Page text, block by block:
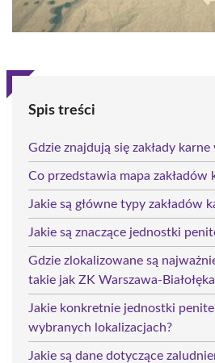
Spis treści
Gdzie znajdują się zakłady karne
Co przedstawia mapa zakładów
Jakie są główne typy zakładów
Jakie są znaczące jednostki
Gdzie zlokalizowane są
takie jak ZK Warszawa-
Jakie konkretnie jednostki
wybranych lokalizacjach?
Jakie są dane dotyczące